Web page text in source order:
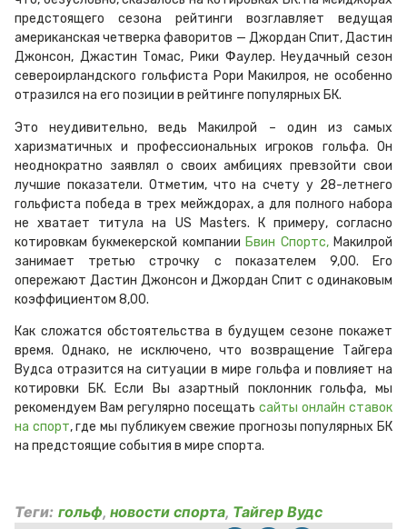
предстоящего сезона рейтинги возглавляет ведущая
американская четверка фаворитов — Джордан Спит, Дастин
Джонсон, Джастин Томас, Рики Фаулер. Неудачный сезон
североирландского гольфиста Рори Макилроя, не особенно
отразился на его позиции в рейтинге популярных БК.
Это неудивительно, ведь Макилрой – один из самых
харизматичных и профессиональных игроков гольфа. Он
неоднократно заявлял о своих амбициях превзойти свои
лучшие показатели. Отметим, что на счету у 28-летнего
гольфиста победа в трех мейждорах, а для полного набора
не хватает титула на US Masters. К примеру, согласно
котировкам букмекерской компании Бвин Спортс,Макилрой
занимает третью строчку с показателем 9,00. Его
опережают Дастин Джонсон и Джордан Спит с одинаковым
коэффициентом 8,00.
Как сложатся обстоятельства в будущем сезоне покажет
время. Однако, не исключено, что возвращение Тайгера
Вудса отразится на ситуации в мире гольфа и повлияет на
котировки БК. Если Вы азартный поклонник гольфа, мы
рекомендуем Вам регулярно посещать сайты онлайн ставок
на спорт, где мы публикуем свежие прогнозы популярных БК
на предстоящие события в мире спорта.
Теги: гольф, новости спорта, Тайгер Вудс